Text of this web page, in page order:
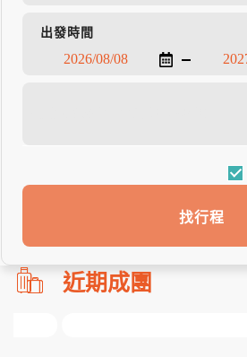
出發時間
找行程
刪!!
近期成團